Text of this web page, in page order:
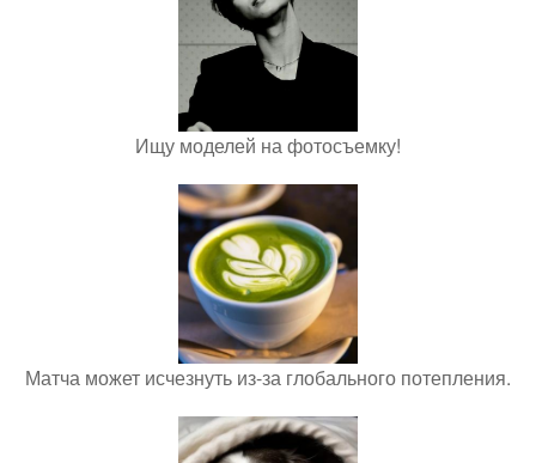
Ищу моделей на фотосъемку!
Матча может исчезнуть из-за глобального потепления.